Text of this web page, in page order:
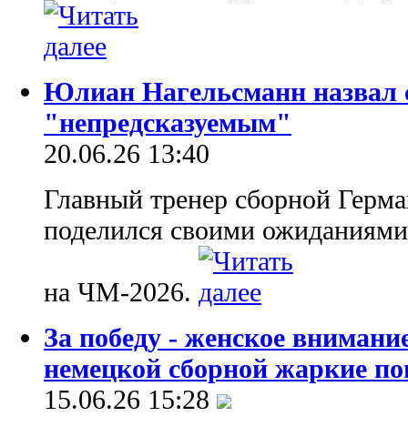
Юлиан Нагельсманн назвал
"непредсказуемым"
20.06.26 13:40
Главный тренер сборной
поделился своими
на ЧМ-2026.
За победу - женское
немецкой сборной жаркие
15.06.26 15:28